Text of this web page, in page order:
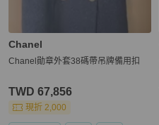
Chanel
Chanel勛章外套38碼帶吊牌備用扣
TWD 67,856
現折 2,000